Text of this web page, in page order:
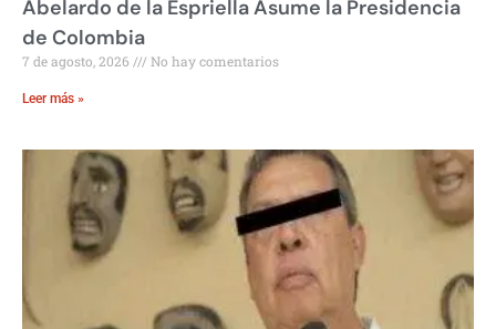
Abelardo de la Espriella Asume la Presidencia
de Colombia
7 de agosto, 2026 No hay comentarios
Leer más »